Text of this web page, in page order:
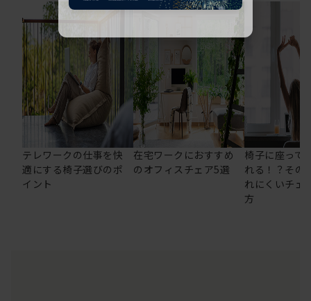
テレワークの仕事を快
適にする椅子選びのポ
イント
在宅ワークにおすすめ
のオフィスチェア5選
椅子に座って
れる！？その
れにくいチェ
方